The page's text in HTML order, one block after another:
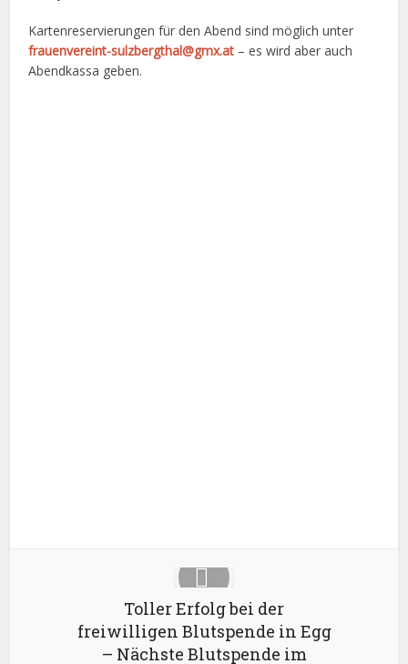
Kartenreservierungen für den Abend sind möglich unter
frauenvereint-sulzbergthal@gmx.at – es wird aber auch
Abendkassa geben.
Toller Erfolg bei der
freiwilligen Blutspende in Egg
– Nächste Blutspende im